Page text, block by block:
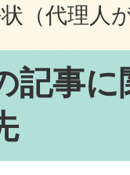
（代理人
記事